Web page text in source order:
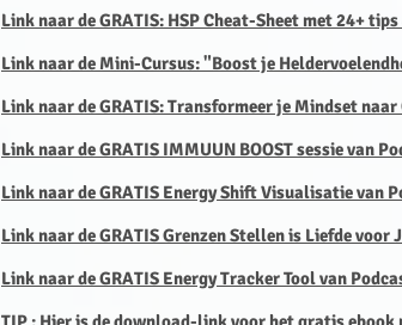
Link naar de GRATIS: HSP Cheat-Sheet met 24+
Link naar de Mini-Cursus: "Boost je
Link naar de GRATIS: Transformeer je Mindset naar
Link naar de GRATIS IMMUUN BOOST sessie van
Link naar de GRATIS Energy Shift Visualisatie van
Link naar de GRATIS Grenzen Stellen is Liefde
Link naar de GRATIS Energy Tracker Tool van